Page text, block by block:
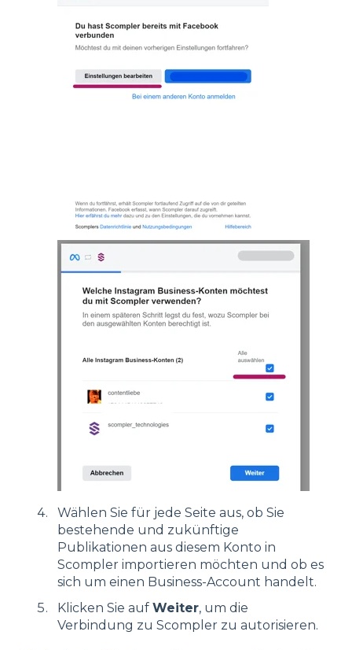
Wählen Sie für jede Seite aus, ob Sie
bestehende und zukünftige
Publikationen aus diesem Konto in
Scompler importieren möchten und ob es
sich um einen Business-Account handelt.
Klicken Sie auf Weiter, um die
Verbindung zu Scompler zu autorisieren.